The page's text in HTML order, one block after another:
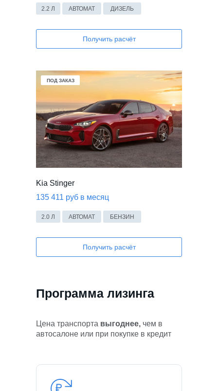
Получить расчёт
Kia Stinger
135 411 руб в месяц
Получить расчёт
2.2 Л АВТОМАТ
В НАЛИЧИИ
ДИЗЕЛЬ
ПОД ЗАКАЗ
2.0 Л АВТОМАТ БЕНЗИН
Программа лизинга
Цена транспорта выгоднее, чем в
автосалоне или при покупке в кредит